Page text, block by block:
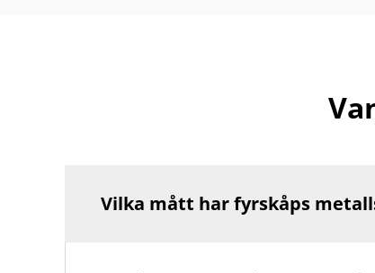
Vilka mått har fyrskåps